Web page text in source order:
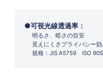
可視光線透過率：
明るさ、暗さの目安
見えにくさプライバシー
規格：JIS A5759 ISO